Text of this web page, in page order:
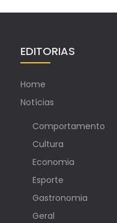
EDITORIAS
Home
Notícias
Comportamento
Cultura
Economia
Esporte
Gastronomia
Geral